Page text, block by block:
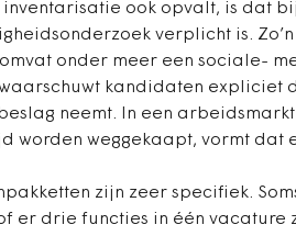
inventarisatie ook opvalt, is dat
verplicht is.
onder meer een sociale-
waarschuwt kandidaten
neemt. In een
worden weggekaapt, vormt dat
zijn zeer specifiek.
er drie functies in één vacature